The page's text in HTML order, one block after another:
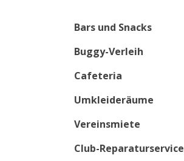
Bars und Snacks
Buggy-Verleih
Cafeteria
Umkleideräume
Vereinsmiete
Club-Reparaturservice